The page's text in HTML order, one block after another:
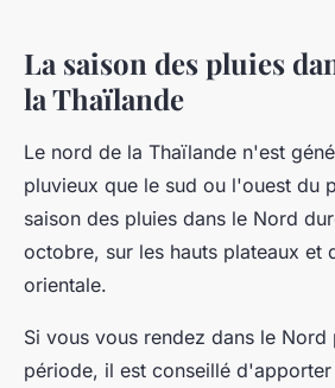
La saison des pluies
la Thaïlande
Le nord de la Thaïlande n'est
pluvieux que le sud ou l'ouest du
saison des pluies dans le Nord
octobre, sur les hauts plateaux et
orientale.
Si vous vous rendez dans le Nord
période, il est conseillé